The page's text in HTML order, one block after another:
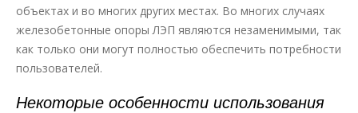
объектах и во многих других местах. Во многих случаях
железобетонные опоры ЛЭП являются незаменимыми, так
как только они могут полностью обеспечить потребности
пользователей.
Некоторые особенности использования